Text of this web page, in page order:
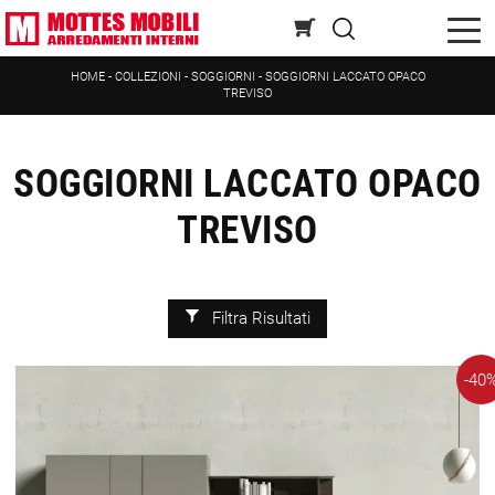
HOME- COLLEZIONI - SOGGIORNI - SOGGIORNI LACCATO OPACO
TREVISO
SOGGIORNI LACCATO OPACO
TREVISO
Filtra Risultati
-